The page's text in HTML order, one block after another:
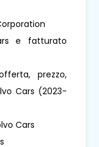
e fatturato
prezzo,
Cars (2023-
Cars